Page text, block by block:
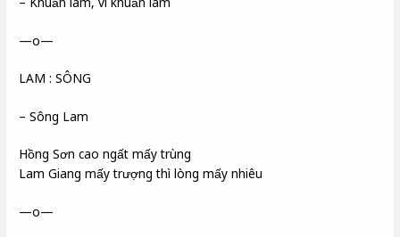
—o—
LAM : SÔNG
– Sông Lam
Hồng Sơn cao ngất mấy trùng
Lam Giang mấy trượng thì lòng mấy nhiêu
—o—